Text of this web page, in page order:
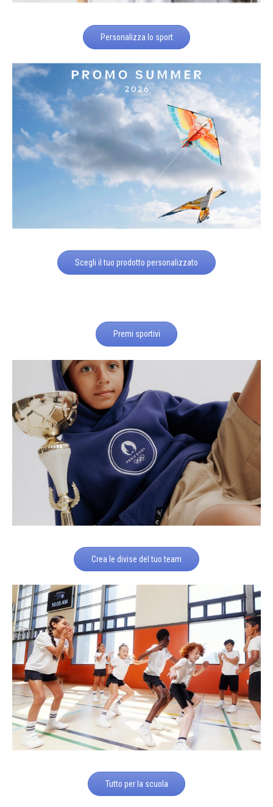
Personalizza lo sport
Scegli il tuo prodotto personalizzato
Premi sportivi
Crea le divise del tuo team
Tutto per la scuola